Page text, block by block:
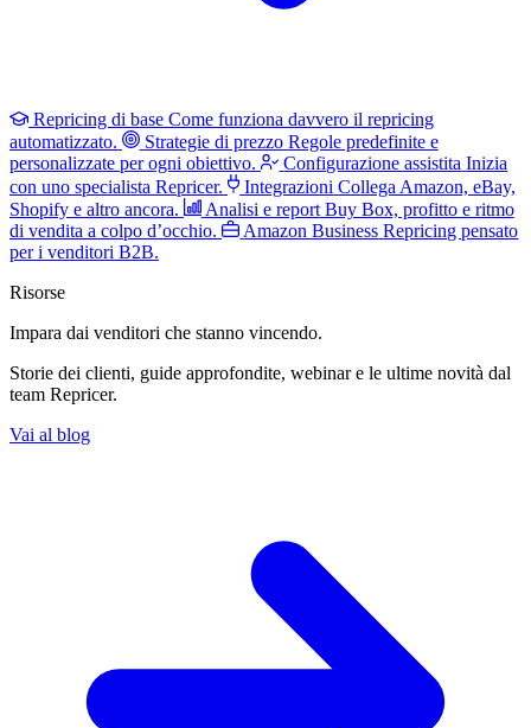
Repricing di base Come funziona davvero il repricing
automatizzato.
Strategie di prezzo Regole predefinite e
personalizzate per ogni obiettivo.
Configurazione assistita Inizia
con uno specialista Repricer.
Integrazioni Collega Amazon, eBay,
Shopify e altro ancora.
Analisi e report Buy Box, profitto e ritmo
di vendita a colpo d’occhio.
Amazon Business Repricing pensato
per i venditori B2B.
Risorse
Impara dai venditori che stanno vincendo.
Storie dei clienti, guide approfondite, webinar e le ultime novità dal
team Repricer.
Vai al blog